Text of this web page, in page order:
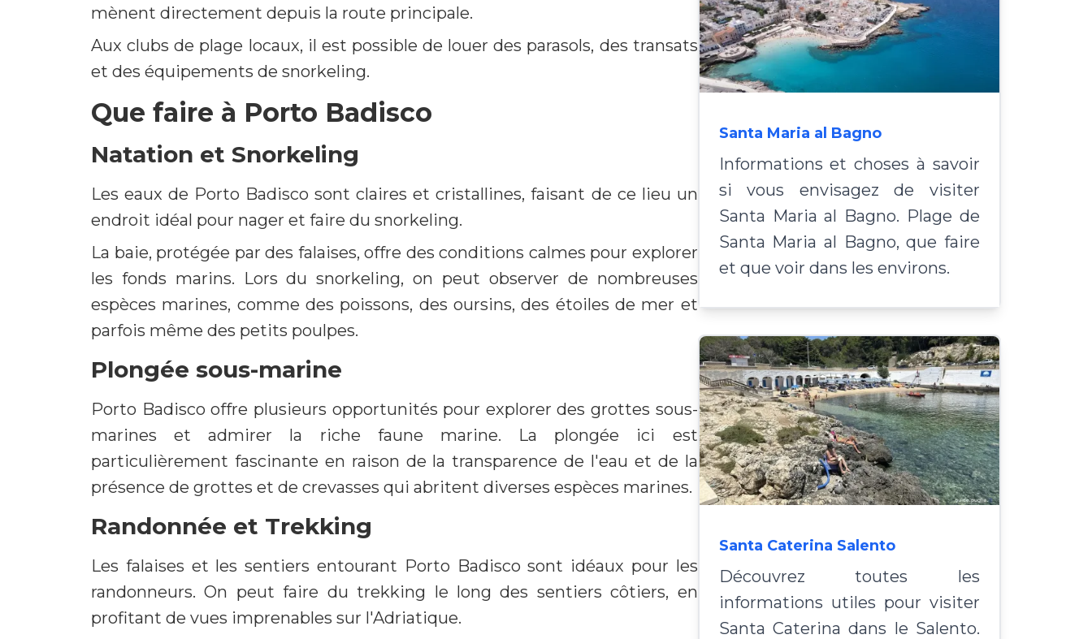
mènent directement depuis la route principale.
Aux clubs de plage locaux, il est possible de louer des parasols, des transats
et des équipements de snorkeling.
Que faire à Porto Badisco
Natation et Snorkeling
Les eaux de Porto Badisco sont claires et cristallines, faisant de ce lieu un
endroit idéal pour nager et faire du snorkeling.
La baie, protégée par des falaises, offre des conditions calmes pour explorer
les fonds marins. Lors du snorkeling, on peut observer de nombreuses
espèces marines, comme des poissons, des oursins, des étoiles de mer et
parfois même des petits poulpes.
Plongée sous-marine
Porto Badisco offre plusieurs opportunités pour explorer des grottes sous-
marines et admirer la riche faune marine. La plongée ici est
particulièrement fascinante en raison de la transparence de l'eau et de la
présence de grottes et de crevasses qui abritent diverses espèces marines.
Randonnée et Trekking
Les falaises et les sentiers entourant Porto Badisco sont idéaux pour les
randonneurs. On peut faire du trekking le long des sentiers côtiers, en
profitant de vues imprenables sur l'Adriatique.
Santa Maria al Bagno
Informations et choses à savoir
si vous envisagez de visiter
Santa Maria al Bagno. Plage de
Santa Maria al Bagno, que faire
et que voir dans les environs.
Santa Caterina Salento
Découvrez toutes les
informations utiles pour visiter
Santa Caterina dans le Salento.